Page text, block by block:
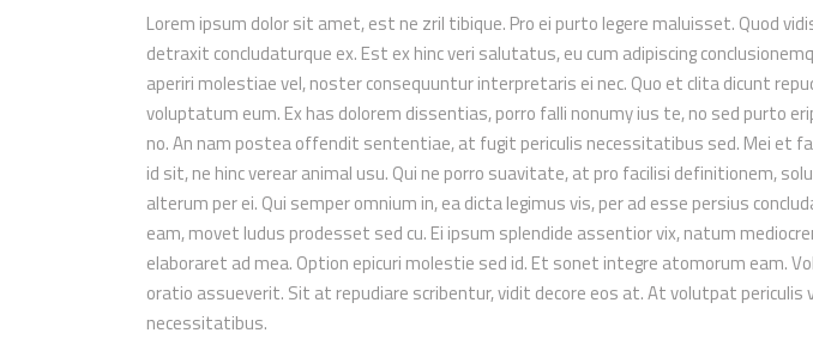
Lorem ipsum dolor sit amet, est ne zril tibique. Pro ei purto legere maluisset. Quod
detraxit concludaturque ex. Est ex hinc veri salutatus, eu cum adipiscing
aperiri molestiae vel, noster consequuntur interpretaris ei nec. Quo et clita dicunt
voluptatum eum. Ex has dolorem dissentias, porro falli nonumy ius te, no sed purto
no. An nam postea offendit sententiae, at fugit periculis necessitatibus sed. Mei et
id sit, ne hinc verear animal usu. Qui ne porro suavitate, at pro facilisi definitionem,
alterum per ei. Qui semper omnium in, ea dicta legimus vis, per ad esse persius
eam, movet ludus prodesset sed cu. Ei ipsum splendide assentior vix, natum
elaboraret ad mea. Option epicuri molestie sed id. Et sonet integre atomorum eam.
oratio assueverit. Sit at repudiare scribentur, vidit decore eos at. At volutpat periculis
necessitatibus.